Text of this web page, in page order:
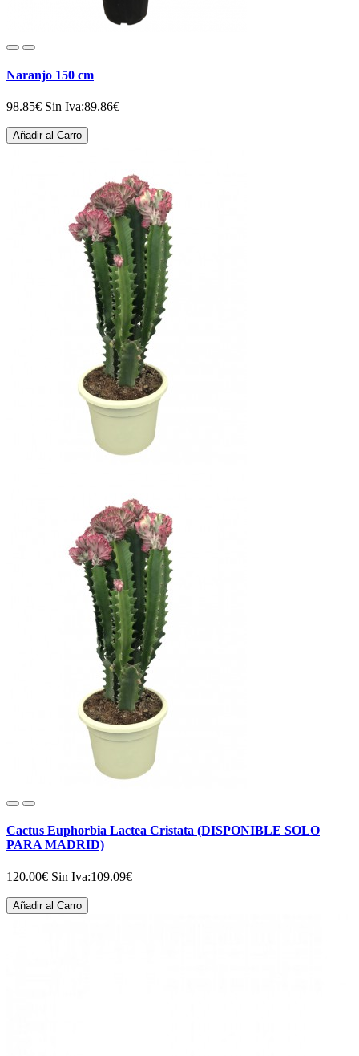
Naranjo 150 cm
98.85€ Sin Iva:89.86€
Añadir al Carro
Cactus Euphorbia Lactea Cristata (DISPONIBLE SOLO
PARA MADRID)
120.00€ Sin Iva:109.09€
Añadir al Carro